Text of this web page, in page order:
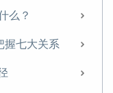
么？
握七大关系